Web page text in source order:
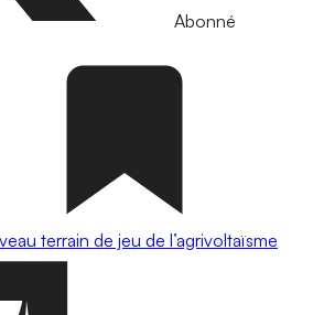
Abonné
terrain de jeu de l’agrivoltaïsme